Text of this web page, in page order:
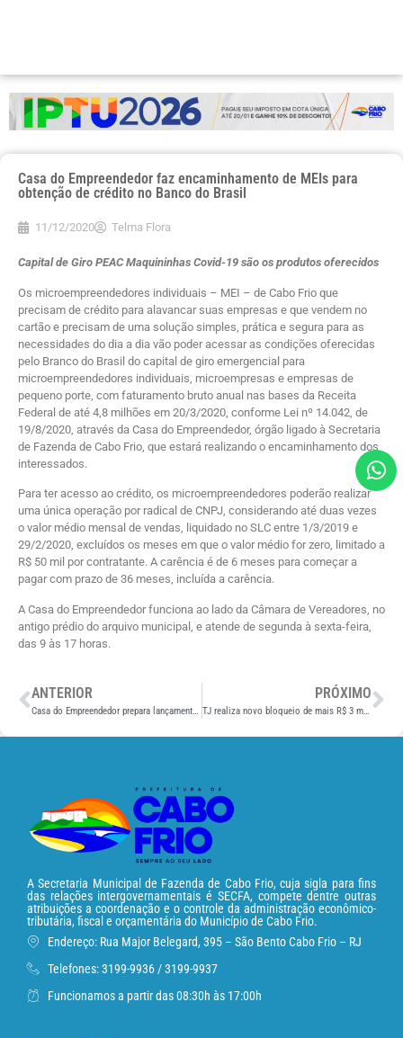
Casa do Empreendedor faz encaminhamento de MEIs para
obtenção de crédito no Banco do Brasil
11/12/2020 Telma Flora
Capital de Giro PEAC Maquininhas Covid-19 são os produtos oferecidos
Os microempreendedores individuais – MEI – de Cabo Frio que
precisam de crédito para alavancar suas empresas e que vendem no
cartão e precisam de uma solução simples, prática e segura para as
necessidades do dia a dia vão poder acessar as condições oferecidas
pelo Branco do Brasil do capital de giro emergencial para
microempreendedores individuais, microempresas e empresas de
pequeno porte, com faturamento bruto anual nas bases da Receita
Federal de até 4,8 milhões em 20/3/2020, conforme Lei nº 14.042, de
19/8/2020, através da Casa do Empreendedor, órgão ligado à Secretaria
de Fazenda de Cabo Frio, que estará realizando o encaminhamento dos
interessados.
Para ter acesso ao crédito, os microempreendedores poderão realizar
uma única operação por radical de CNPJ, considerando até duas vezes
o valor médio mensal de vendas, liquidado no SLC entre 1/3/2019 e
29/2/2020, excluídos os meses em que o valor médio for zero, limitado a
R$ 50 mil por contratante. A carência é de 6 meses para começar a
pagar com prazo de 36 meses, incluída a carência.
A Casa do Empreendedor funciona ao lado da Câmara de Vereadores, no
antigo prédio do arquivo municipal, e atende de segunda à sexta-feira,
das 9 às 17 horas.
ANTERIOR
Casa do Empreendedor prepara lançamento da Cartilha para autônomos, MEIs e pequenas empresas
PRÓXIMO
TJ realiza novo bloqueio de mais R$ 3 milhões do repasse de ICMS
A Secretaria Municipal de Fazenda de Cabo Frio, cuja sigla para fins
das relações intergovernamentais é SECFA, compete dentre outras
atribuições a coordenação e o controle da administração econômico-
tributária, fiscal e orçamentária do Município de Cabo Frio.
Endereço: Rua Major Belegard, 395 – São Bento Cabo Frio – RJ
Telefones: 3199-9936 / 3199-9937
Funcionamos a partir das 08:30h às 17:00h